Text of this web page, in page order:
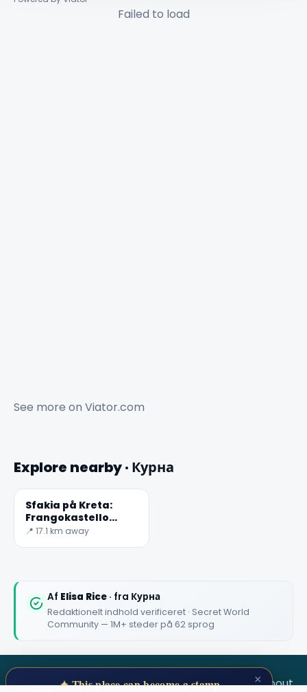
Failed to load
See more on Viator.com
Explore nearby · Курна
Sfakia på Kreta:
Frangokastello
(eller
📍 17.1 km away
Af Elisa Rice · fra Курна
Redaktionelt indhold verificeret · Secret World
Community — 1M+ steder på 62 sprog
SECRET WORLD TermsPrivacyAbout
×
✦ This place can become a stamp